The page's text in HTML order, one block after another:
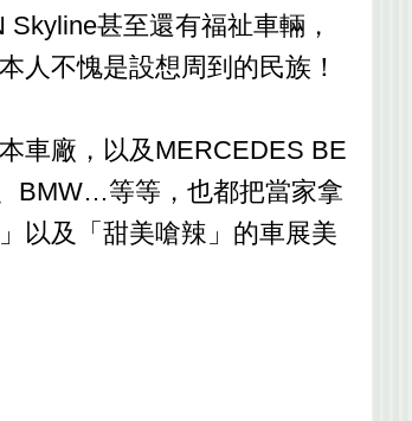
甚至還有福祉車輛，
人不愧是設想周到的民族！
車廠，以及MERCEDES BE
BMW…等等，也都把當家拿
以及「甜美嗆辣」的車展美